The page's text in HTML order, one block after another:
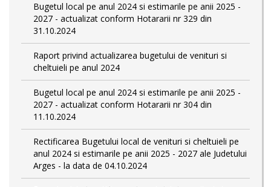
Bugetul local pe anul 2024 si estimarile pe anii 2025 -
2027 - actualizat conform Hotararii nr 329 din
31.10.2024
Raport privind actualizarea bugetului de venituri si
cheltuieli pe anul 2024
Bugetul local pe anul 2024 si estimarile pe anii 2025 -
2027 - actualizat conform Hotararii nr 304 din
11.10.2024
Rectificarea Bugetului local de venituri si cheltuieli pe
anul 2024 si estimarile pe anii 2025 - 2027 ale Judetului
Arges - la data de 04.10.2024